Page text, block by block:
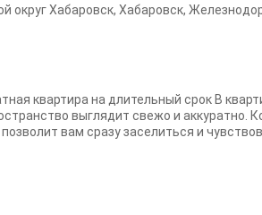
округ Хабаровск, Хабаровск,
квартира на длительный срок В
выглядит свежо и аккуратно.
вам сразу заселиться и